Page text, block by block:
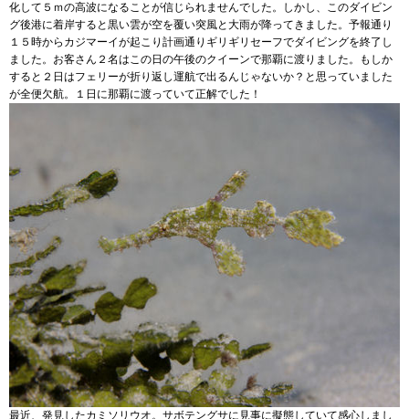
化して５ｍの高波になることが信じられませんでした。しかし、このダイビン
グ後港に着岸すると黒い雲が空を覆い突風と大雨が降ってきました。予報通り
１５時からカジマーイが起こり計画通りギリギリセーフでダイビングを終了し
ました。お客さん２名はこの日の午後のクイーンで那覇に渡りました。もしか
すると２日はフェリーが折り返し運航で出るんじゃないか？と思っていました
が全便欠航。１日に那覇に渡っていて正解でした！
最近、発見したカミソリウオ。サボテングサに見事に擬態していて感心しまし